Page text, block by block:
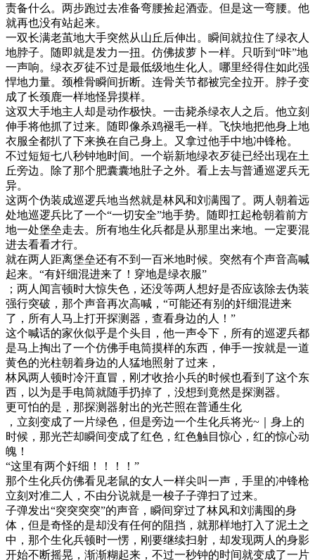
责备什么。两步跑过去准备弯腰捡起酒壶。但是这一弯腰。他
就再也没有站起来。
一双长满老茧地大手突然从山丘后伸出。瞬间就拉住了绿衣人
地脖子。随即就是发力一扭。仿佛拔萝卜一样。只听到“咔”地
一声响。绿衣歹徒不过是最低级地生化人。哪里经得住如此强
悍地力量。颈椎骨瞬间折断。连骨关节都被完全拉开。脖子变
成了长颈鹿一样地怪异摸样。
这双大手地主人却是动作极快。一击毙杀绿衣人之后。他立刻
伸手将他抓了过来。随即像杀鸡褪毛一样。飞快地把他身上地
衣服全都扒了下来换在自己身上。又拿过他手中地冲锋枪。
不过短短七八秒钟地时间。一个崭新地绿衣歹徒已经出现在土
丘旁边。除了那个肥囊囊地肚子之外。看上去与普通巡逻兵无
异。
这两个伪装成巡逻兵地当然就是林风和刘满囤了。两人朝着远
处地巡逻兵比了一个“一切安全”地手势。随即扛起枪朝着前方
地一处堡垒走去。所有地生化兵都是从那里出来地。一定要混
进去看看才行。
就在两人距离堡垒还有不到一百米地时候。突然有个声音高喊
起来。“有奸细混进来了！穿地是绿衣服”
；两人闻言顿时大惊失色，还没等两人想好是否应该除去伪装
强行突破，那个声音再次高喊，“可能还有别的奸细混进来
了，所有人马上打开探测器，查看身边的人！”
这个喊话的家伙似乎是个头目，他一声令下，所有的巡逻兵都
是马上掏出了一个仿佛手电筒摸样的东西，伸手一按就是一道
黄色的光柱朝着身边的人猛地照射了过来，
林风两人顿时冷汗直冒，刚才收拾小兵的时候也看到了这个东
西，以为是手电筒就随手扔掉了，没想到竟然是探测器。
更可怕的是，那探测器射出的光芒照在普通生化
，立刻变成了一片绿色，但是旁边一个生化兵将光~｜身上的
时候，那光芒却瞬间变成了红色，红色触目惊心，红的惊心动
魄！
“这里有两个奸细！！！！”
那个生化兵仿佛看见老鼠的女人一样尖叫一声，手里的冲锋枪
立刻对准二人，不由分说就是一梭子子弹扫了过来。
子弹发出“突突突突”的声音，瞬间穿过了林风和刘满囤的身
体，但是奇怪的是却没有任何的阻挡，就那样地打入了泥土之
中，那个生化兵顿时一愣，刚要继续扫射，却发现两人的身影
开始不断摇晃，渐渐糊起来，不过一秒钟的时间就变成了一片